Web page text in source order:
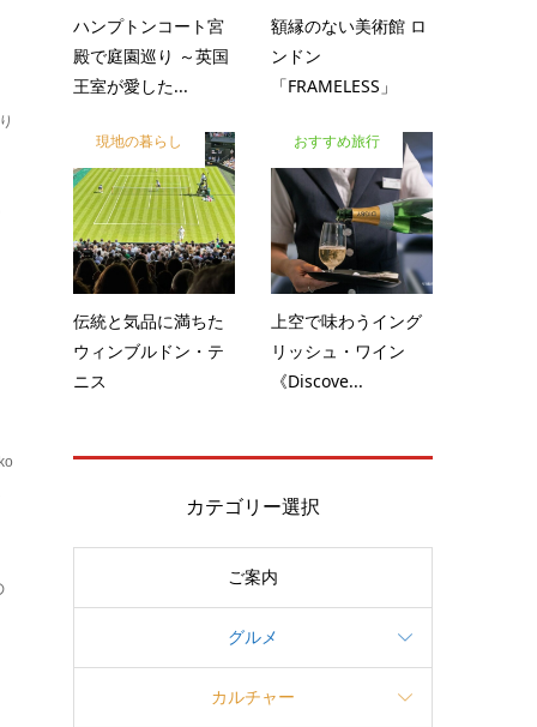
ハンプトンコート宮
殿で庭園巡り ～英国
王室が愛した...
額縁のない美術館 ロ
ンドン
「FRAMELESS」
現地の暮らし
伝統と気品に満ちた
ウィンブルドン・テ
ニス
おすすめ旅行
上空で味わうイング
リッシュ・ワイン
《Discove...
カテゴリー選択
ご案内
グルメ
カルチャー